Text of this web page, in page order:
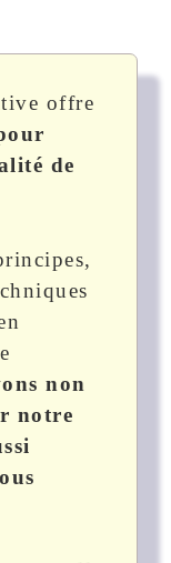
offre
de
non
notre